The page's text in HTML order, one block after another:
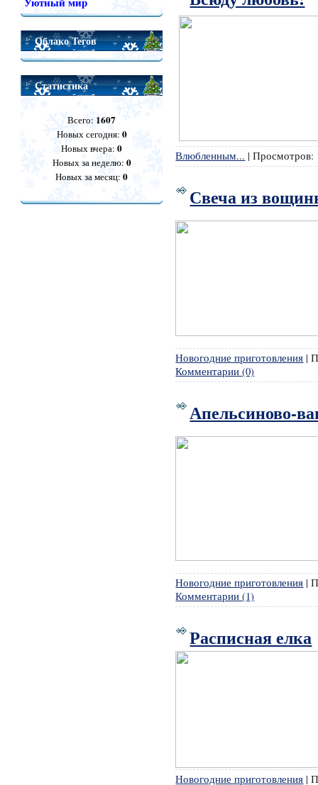
Облако Тегов
Статистика
Всего: 1607
Новых сегодня: 0
Новых вчера:0
Новых за неделю: 0
Новых за месяц:0
Влюбленным... |Просмотров:
Свеча из
Новогодние приготовления |
Комментарии (0)
Апельсиново-
Новогодние приготовления |
Комментарии (1)
Расписная елка
Новогодние приготовления |